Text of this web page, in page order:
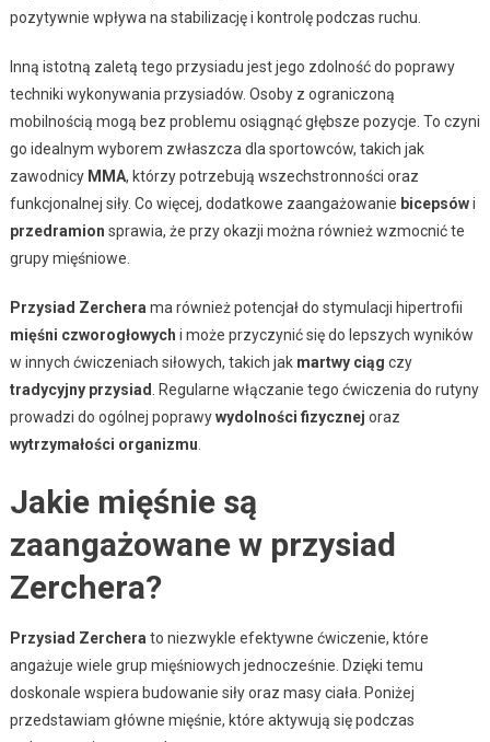
pozytywnie wpływa na stabilizację i kontrolę podczas ruchu.
Inną istotną zaletą tego przysiadu jest jego zdolność do poprawy
techniki wykonywania przysiadów. Osoby z ograniczoną
mobilnością mogą bez problemu osiągnąć głębsze pozycje. To czyni
go idealnym wyborem zwłaszcza dla sportowców, takich jak
zawodnicy MMA, którzy potrzebują wszechstronności oraz
funkcjonalnej siły. Co więcej, dodatkowe zaangażowanie bicepsówi
przedramion sprawia, że przy okazji można również wzmocnić te
grupy mięśniowe.
Przysiad Zerchera ma również potencjał do stymulacji hipertrofii
mięśni czworogłowych i może przyczynić się do lepszych wyników
w innych ćwiczeniach siłowych, takich jak martwy ciąg czy
tradycyjny przysiad
. Regularne włączanie tego ćwiczenia do rutyny
prowadzi do ogólnej poprawywydolności fizycznej oraz
wytrzymałości organizmu
Jakie mięśnie są
zaangażowane w przysiad
Zerchera?
Przysiad Zerchera to niezwykle efektywne ćwiczenie, które
angażuje wiele grup mięśniowych jednocześnie. Dzięki temu
doskonale wspiera budowanie siły oraz masy ciała. Poniżej
przedstawiam główne mięśnie, które aktywują się podczas